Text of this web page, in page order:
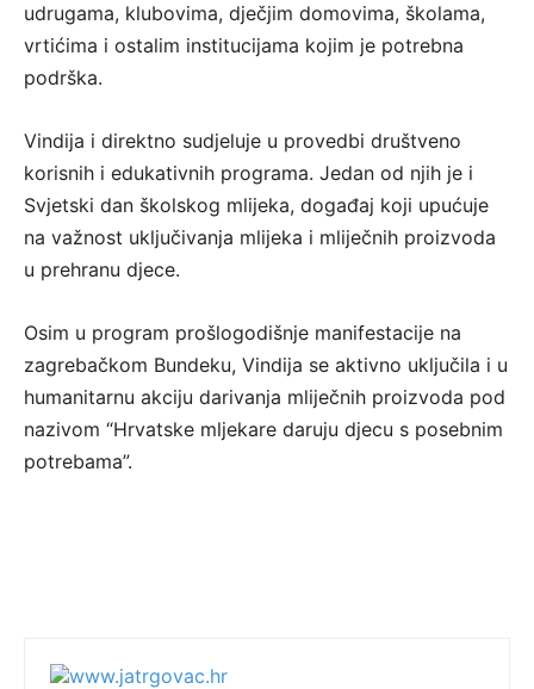
udrugama, klubovima, dječjim domovima, školama,
vrtićima i ostalim institucijama kojim je potrebna
podrška.
Vindija i direktno sudjeluje u provedbi društveno
korisnih i edukativnih programa. Jedan od njih je i
Svjetski dan školskog mlijeka, događaj koji upućuje
na važnost uključivanja mlijeka i mliječnih proizvoda
u prehranu djece.
Osim u program prošlogodišnje manifestacije na
zagrebačkom Bundeku, Vindija se aktivno uključila i u
humanitarnu akciju darivanja mliječnih proizvoda pod
nazivom “Hrvatske mljekare daruju djecu s posebnim
potrebama”.